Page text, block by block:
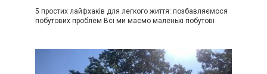
5 простих лайфхаків для легкого життя: позбавляємося
побутових проблем Всі ми маємо маленькі побутові